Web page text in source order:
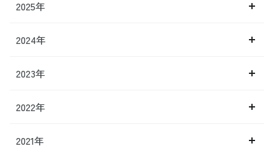
2025年
2024年
2023年
2022年
2021年